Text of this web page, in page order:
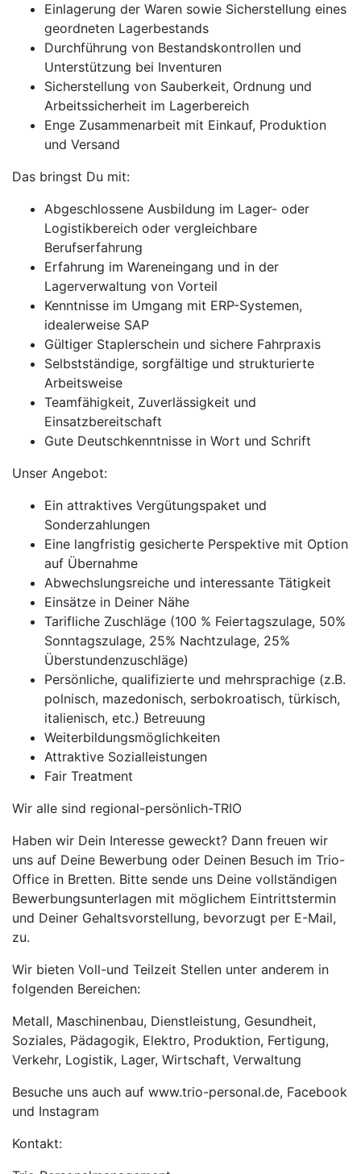
Einlagerung der Waren sowie Sicherstellung eines
geordneten Lagerbestands
Durchführung von Bestandskontrollen und
Unterstützung bei Inventuren
Sicherstellung von Sauberkeit, Ordnung und
Arbeitssicherheit im Lagerbereich
Enge Zusammenarbeit mit Einkauf, Produktion
und Versand
Das bringst Du mit:
Abgeschlossene Ausbildung im Lager- oder
Logistikbereich oder vergleichbare
Berufserfahrung
Erfahrung im Wareneingang und in der
Lagerverwaltung von Vorteil
Kenntnisse im Umgang mit ERP-Systemen,
idealerweise SAP
Gültiger Staplerschein und sichere Fahrpraxis
Selbstständige, sorgfältige und strukturierte
Arbeitsweise
Teamfähigkeit, Zuverlässigkeit und
Einsatzbereitschaft
Gute Deutschkenntnisse in Wort und Schrift
Unser Angebot:
Ein attraktives Vergütungspaket und
Sonderzahlungen
Eine langfristig gesicherte Perspektive mit Option
auf Übernahme
Abwechslungsreiche und interessante Tätigkeit
Einsätze in Deiner Nähe
Tarifliche Zuschläge (100 % Feiertagszulage, 50%
Sonntagszulage, 25% Nachtzulage, 25%
Überstundenzuschläge)
Persönliche, qualifizierte und mehrsprachige (z.B.
polnisch, mazedonisch, serbokroatisch, türkisch,
italienisch, etc.) Betreuung
Weiterbildungsmöglichkeiten
Attraktive Sozialleistungen
Fair Treatment
Wir alle sind regional-persönlich-TRIO
Haben wir Dein Interesse geweckt? Dann freuen wir
uns auf Deine Bewerbung oder Deinen Besuch im Trio-
Office in Bretten. Bitte sende uns Deine vollständigen
Bewerbungsunterlagen mit möglichem Eintrittstermin
und Deiner Gehaltsvorstellung, bevorzugt per E-Mail,
zu.
Wir bieten Voll-und Teilzeit Stellen unter anderem in
folgenden Bereichen:
Metall, Maschinenbau, Dienstleistung, Gesundheit,
Soziales, Pädagogik, Elektro, Produktion, Fertigung,
Verkehr, Logistik, Lager, Wirtschaft, Verwaltung
Besuche uns auch auf www.trio-personal.de, Facebook
und Instagram
Kontakt: